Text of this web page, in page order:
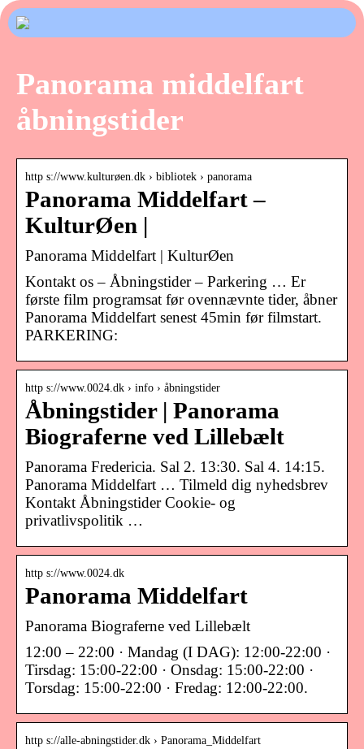
Panorama middelfart
åbningstider
http s://www.kulturøen.dk › bibliotek › panorama
Panorama Middelfart –
KulturØen |
Panorama Middelfart | KulturØen
Kontakt os – Åbningstider – Parkering … Er
første film programsat før ovennævnte tider, åbner
Panorama Middelfart senest 45min før filmstart.
PARKERING:
http s://www.0024.dk › info › åbningstider
Åbningstider | Panorama
Biograferne ved Lillebælt
Panorama Fredericia. Sal 2. 13:30. Sal 4. 14:15.
Panorama Middelfart … Tilmeld dig nyhedsbrev
Kontakt Åbningstider Cookie- og
privatlivspolitik …
http s://www.0024.dk
Panorama Middelfart
Panorama Biograferne ved Lillebælt
12:00 – 22:00 · Mandag (I DAG): 12:00-22:00 ·
Tirsdag: 15:00-22:00 · Onsdag: 15:00-22:00 ·
Torsdag: 15:00-22:00 · Fredag: 12:00-22:00.
http s://alle-abningstider.dk › Panorama_Middelfart